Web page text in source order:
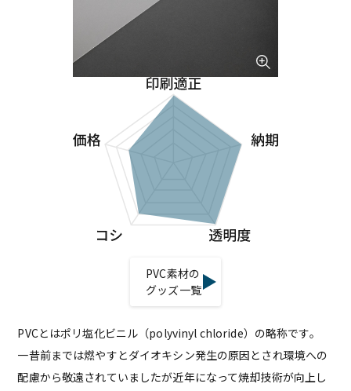
PVC素材の
グッズ一覧
PVCとはポリ塩化ビニル（polyvinyl chloride）の略称です。
一昔前までは燃やすとダイオキシン発生の原因とされ環境への
配慮から敬遠されていましたが近年になって焼却技術が向上し